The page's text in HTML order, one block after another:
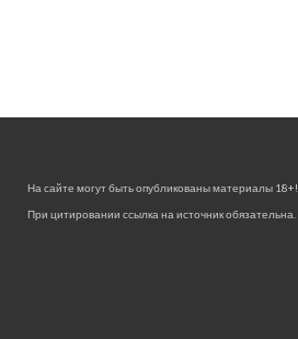
На сайте могут быть опубликованы материалы 18+!
При цитировании ссылка на источник обязательна.